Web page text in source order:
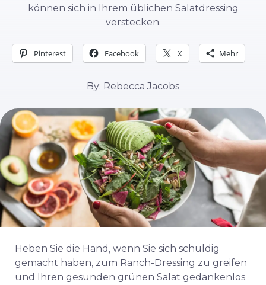
können sich in Ihrem üblichen Salatdressing
verstecken.
Pinterest Facebook X Mehr
By: Rebecca Jacobs
Heben Sie die Hand, wenn Sie sich schuldig
gemacht haben, zum Ranch-Dressing zu greifen
und Ihren gesunden grünen Salat gedankenlos